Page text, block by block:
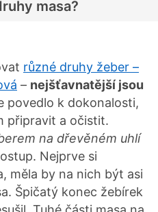
masa?
různé druhy žeber –
– nejšťavnatější jsou
povedlo k dokonalosti,
připravit a očistit.
na dřevěném uhlí
Nejprve si
měla by na nich být asi
Špičatý konec žebírek